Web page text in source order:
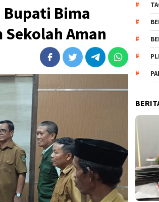
Bupati Bima
Sekolah Aman